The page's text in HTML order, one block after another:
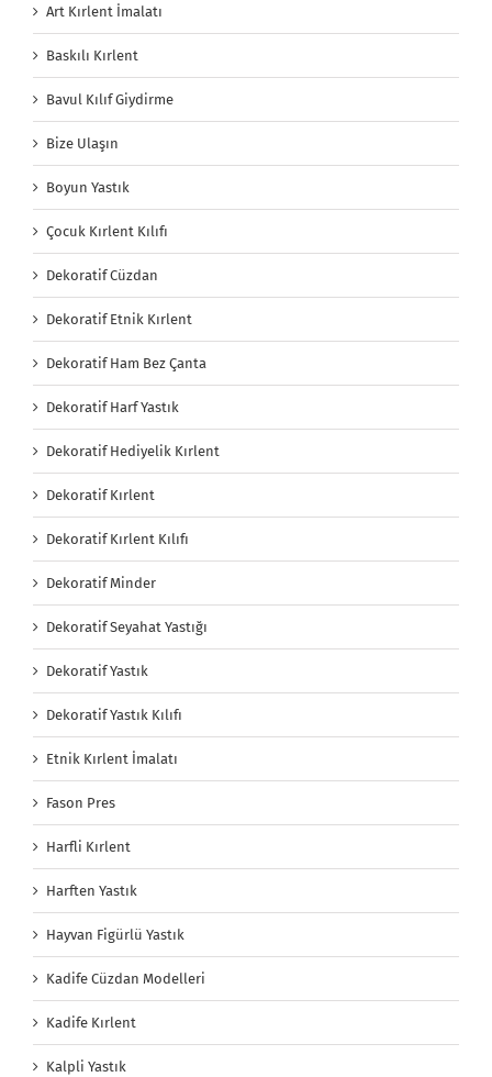
Art Kırlent İmalatı
Baskılı Kırlent
Bavul Kılıf Giydirme
Bize Ulaşın
Boyun Yastık
Çocuk Kırlent Kılıfı
Dekoratif Cüzdan
Dekoratif Etnik Kırlent
Dekoratif Ham Bez Çanta
Dekoratif Harf Yastık
Dekoratif Hediyelik Kırlent
Dekoratif Kırlent
Dekoratif Kırlent Kılıfı
Dekoratif Minder
Dekoratif Seyahat Yastığı
Dekoratif Yastık
Dekoratif Yastık Kılıfı
Etnik Kırlent İmalatı
Fason Pres
Harfli Kırlent
Harften Yastık
Hayvan Figürlü Yastık
Kadife Cüzdan Modelleri
Kadife Kırlent
Kalpli Yastık